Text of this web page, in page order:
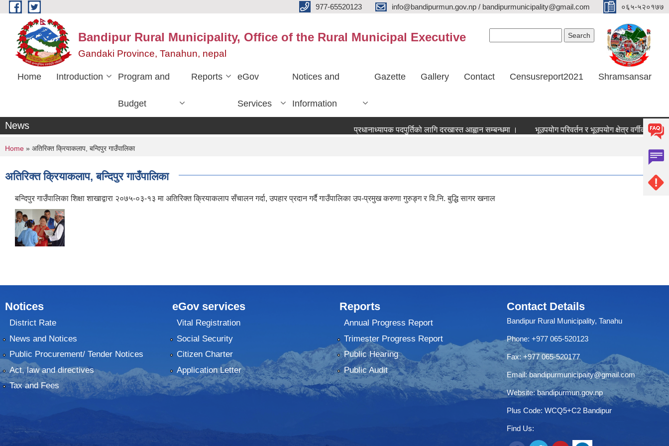
Skip to main content 977-65520123 info@bandipurmun.gov.np / bandipurmunicipality@gmail.com ०६५-५२०१७७
Bandipur Rural Municipality, Office of the Rural Municipal Executive
Gandaki Province, Tanahun, nepal
Home Introduction Program and
Budget
Reports eGov
Services
Notices and
Information
Gazette Gallery Contact Censusreport2021 Shramsansar
News प्रधानाध्यापक पदपुर्तिको लागि दरखास्त आह्वान सम्बन्धमा । भूउपयोग परिवर्तन र भूउपयोग क्षेत्र वर्गीकरण छुट
You are here
Home » अतिरिक्त क्रियाकलाप, बन्दिपुर गाउँपालिका
अतिरिक्त क्रियाकलाप, बन्दिपुर गाउँपालिका
बन्दिपुर गाउँपालिका शिक्षा शाखाद्वारा २०७५-०३-१३ मा अतिरिक्त क्रियाकलाप सँचालन गर्दा, उपहार प्रदान गर्दै गाउँपालिका उप-प्रमुख करुणा गुरुङ्ग र वि.नि. बुद्धि सागर खनाल
Notices
District Rate
News and Notices
Public Procurement/ Tender Notices
Act, law and directives
Tax and Fees
eGov services
Vital Registration
Social Security
Citizen Charter
Application Letter
Reports
Annual Progress Report
Trimester Progress Report
Public Hearing
Public Audit
Contact Details
Bandipur Rural Municipality, Tanahu
Phone: +977 065-520123
Fax: +977 065-520177
Email:bandipurmunicipaity@gmail.com
Website:bandipurmun.gov.np
Plus Code: WCQ5+C2 Bandipur
Find Us: